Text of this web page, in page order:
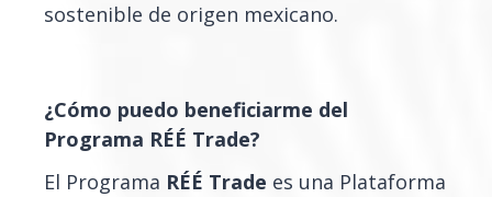
sostenible de origen mexicano.
¿Cómo puedo beneficiarme del
Programa RÉÉ Trade?
El Programa RÉÉ Trade es una Plataforma